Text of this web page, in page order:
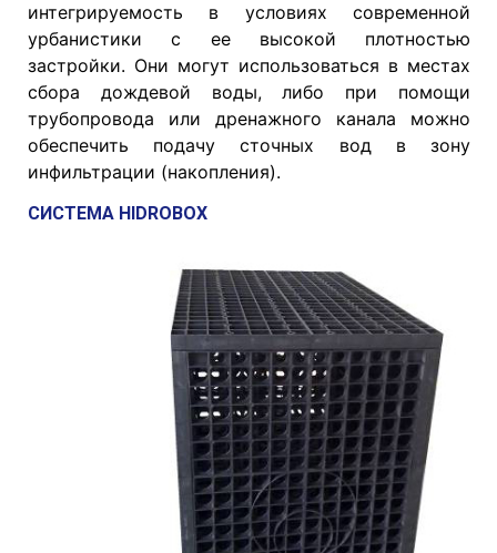
интегрируемость в условиях современной
урбанистики с ее высокой плотностью
застройки. Они могут использоваться в местах
сбора дождевой воды, либо при помощи
трубопровода или дренажного канала можно
обеспечить подачу сточных вод в зону
инфильтрации (накопления).
СИСТЕМА HIDROBOX